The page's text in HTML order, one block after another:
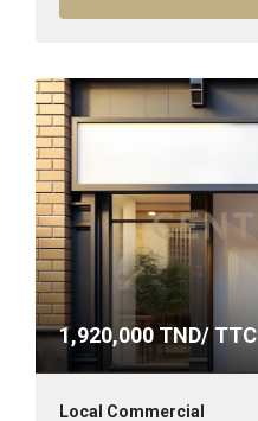
1,920,000 TND/ TTC
Local Commercial